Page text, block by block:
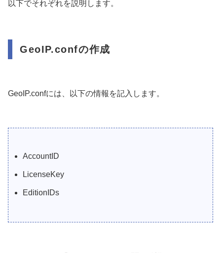
以下でそれぞれを説明します。
GeoIP.confの作成
GeoIP.confには、以下の情報を記入します。
AccountID
LicenseKey
EditionIDs